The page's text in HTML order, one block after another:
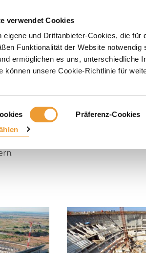
verwendet Cookies
eigene und Drittanbieter-Cookies, die für
Funktionalität der Website
ermöglichen es uns, unterschiedliche
können unsere Cookie-Richtlinie für
Präferenz-Cookies
PRODUKTE
durch ihre komplexen Geometrien,
auszeichnen.